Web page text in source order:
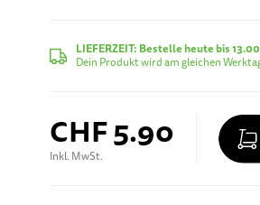
LIEFERZEIT: Bestelle heute bis
Dein Produkt wird am gleichen
CHF 5.90
Inkl. MwSt.